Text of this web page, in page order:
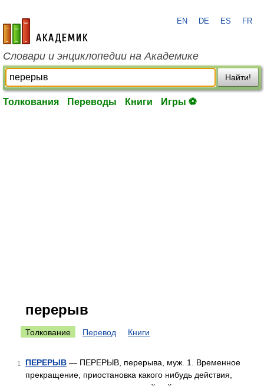
academic.ru
EN DE ES FR
Словари и энциклопедии на Академике
Найти!
Толкования Переводы Книги Игры ⚽
перерыв
Толкование Перевод Книги
1 ПЕРЕРЫВ — ПЕРЕРЫВ, перерыва, муж. 1. Временное
прекращение, приостановка какого нибудь действия,